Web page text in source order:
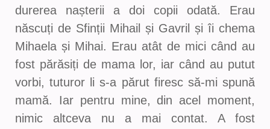
durerea nașterii a doi copii odată. Erau
născuți de Sfinții Mihail și Gavril și îi chema
Mihaela și Mihai. Erau atât de mici când au
fost părăsiți de mama lor, iar când au putut
vorbi, tuturor li s-a părut firesc să-mi spună
mamă. Iar pentru mine, din acel moment,
nimic altceva nu a mai contat. A fost